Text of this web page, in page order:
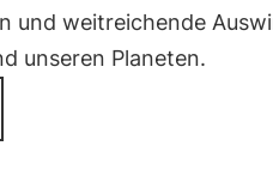
und weitreichende
unseren Planeten.